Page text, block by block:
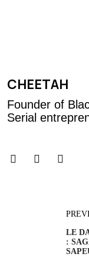
CHEETAH
Founder of
Serial
LE
: